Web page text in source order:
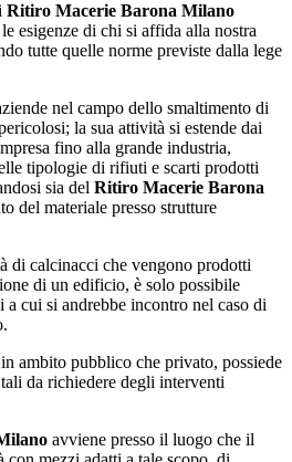
Ritiro Macerie Barona Milano
esigenze di chi si affida alla nostra
tutte quelle norme previste dalla lege
nel campo dello smaltimento di
la sua attività si estende dai
fino alla grande industria,
tipologie di rifiuti e scarti prodotti
sia del Ritiro Macerie Barona
del materiale presso strutture
di calcinacci che vengono prodotti
di un edificio, è solo possibile
cui si andrebbe incontro nel caso di
ambito pubblico che privato, possiede
da richiedere degli interventi
avviene presso il luogo che il